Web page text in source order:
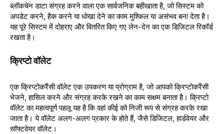
ब्लॉकचेन डाटा संग्रह करने वाला एक सार्वजनिक बहीखाता है, जो सिस्टम को
अपडेट करने, हैक करने या धोखा देने का काम मुश्किल या असंभव बना देता है।
यह पूरे सिस्टम में दोहराए और वितरित किए गए लेन-देन का एक डिजिटल रिकॉर्ड
रखता है।
क्रिप्टो वॉलेट
एक क्रिप्टोकरैंसी वॉलेट एक उपकरण या प्रोग्राम है, जो आपको क्रिप्टोकरैंसी
भेजने, हासिल करने और संग्रह करके रखने का काम सक्षम बनाता है। क्रिप्टो
वॉलेट का महत्वपूर्ण पहलू यह है कि वहां कीई को निजी रूप से संग्रह करके रखा
जाता है। ये वॉलेट अलग-अलग प्रकार के होते हैं, जैसे डिजिटल, हार्डवेयर और
सॉफ्टवेयर वॉलेट।